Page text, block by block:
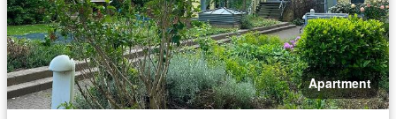
Apartment